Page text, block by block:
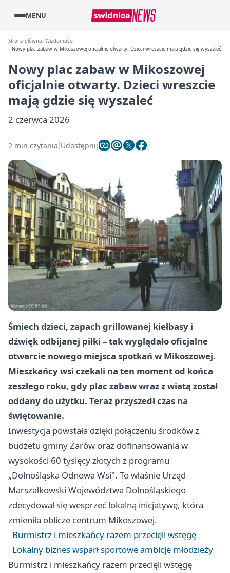
MENU
Strona główna Wiadomości
Nowy plac zabaw w Mikoszowej oficjalnie otwarty. Dzieci wreszcie mają gdzie się wyszaleć
Nowy plac zabaw w Mikoszowej
oficjalnie otwarty. Dzieci wreszcie
mają gdzie się wyszaleć
2 czerwca 2026
2 min czytania Udostępnij
Śmiech dzieci, zapach grillowanej kiełbasy i
dźwięk odbijanej piłki – tak wyglądało oficjalne
otwarcie nowego miejsca spotkań w Mikoszowej.
Mieszkańcy wsi czekali na ten moment od końca
zeszłego roku, gdy plac zabaw wraz z wiatą został
oddany do użytku. Teraz przyszedł czas na
świętowanie.
Inwestycja powstała dzięki połączeniu środków z
budżetu gminy Żarów oraz dofinansowania w
wysokości 60 tysięcy złotych z programu
„Dolnośląska Odnowa Wsi". To właśnie Urząd
Marszałkowski Województwa Dolnośląskiego
zdecydował się wesprzeć lokalną inicjatywę, która
zmieniła oblicze centrum Mikoszowej.
Burmistrz i mieszkańcy razem przecięli wstęgę
Lokalny biznes wsparł sportowe ambicje młodzieży
Burmistrz i mieszkańcy razem przecięli wstęgę